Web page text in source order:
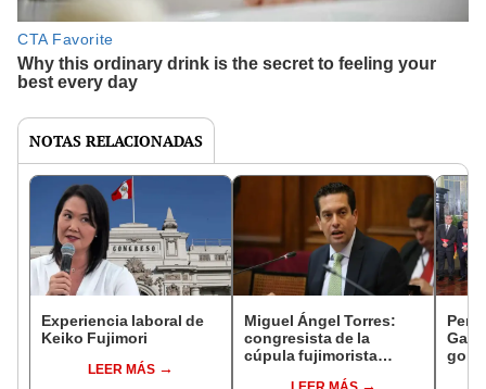
NOTAS RELACIONADAS
Experiencia laboral de
Keiko Fujimori
LEER MÁS
Miguel Ángel Torres:
congresista de la
cúpula fujimorista